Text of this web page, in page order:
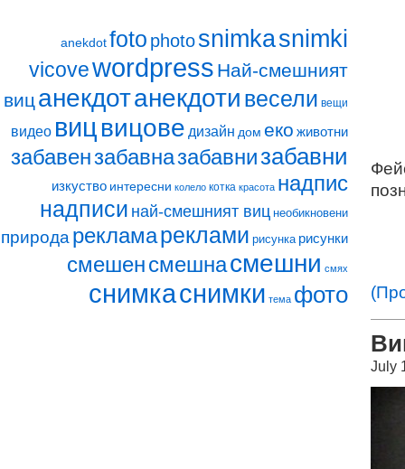
July
anekdotfoto photosnimkasnimki
vicovewordpress Най-смешният
вицанекдотанекдоти весели вещи
видео вицвицове дизайн дом еко животни
забавензабавназабавнизабавни
изкуство интересни колело котка красота надпис
надписи най-смешният виц необикновени
природа рекламареклами рисунка рисунки
смешенсмешнасмешни смях
снимкаснимки тема фото